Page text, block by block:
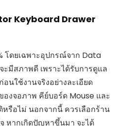
Keyboard Drawer
โดยเฉพาะอุปกรณ์จาก Data
มีสภาพดี เพราะได้รับการดูแล
นใช้งานจริงอย่างละเอียด
งจอภาพ คีย์บอร์ด Mouse และ
หรือไม่ นอกจากนี้ ควรเลือกร้าน
หากเกิดปัญหาขึ้นมา จะได้